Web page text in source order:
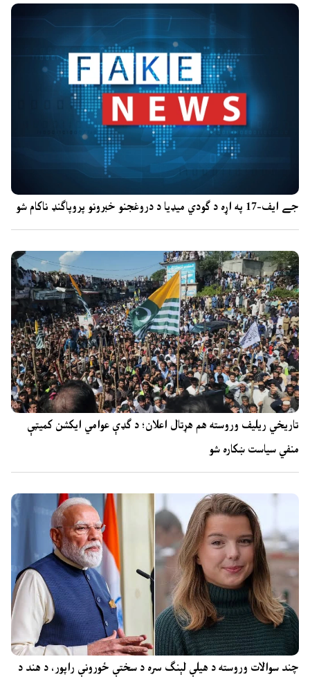
جے ایف-17 په اړه د ګودي میډیا د دروغجنو خبرونو پروپاګنډ ناکام شو
تاریخي ریلیف وروسته هم هړتال اعلان؛ د ګډې عوامي ایکشن کمیټې
منفي سیاست ښکاره شو
چند سوالات وروسته د هیلې لېنګ سره د سختې ځورونې راپور، د هند د